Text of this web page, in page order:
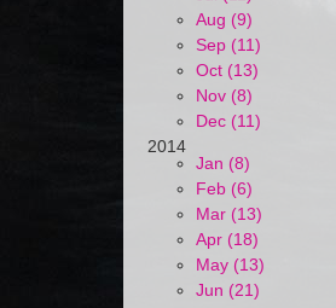
Aug (9)
Sep (11)
Oct (13)
Nov (8)
Dec (11)
2014
Jan (8)
Feb (6)
Mar (13)
Apr (18)
May (13)
Jun (21)